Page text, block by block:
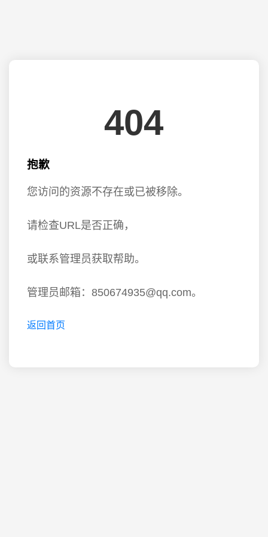
404
抱歉
您访问的资源不存在或已被移除。
请检查URL是否正确，
或联系管理员获取帮助。
管理员邮箱：850674935@qq.com。
返回首页